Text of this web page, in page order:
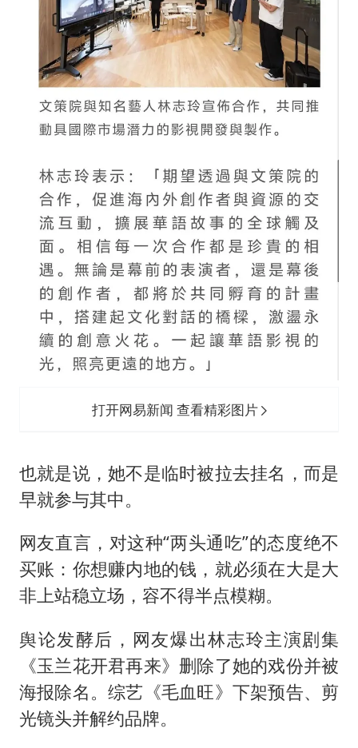
打开网易新闻 查看精彩图片
也就是说，她不是临时被拉去挂名，而是
早就参与其中。
网友直言，对这种“两头通吃”的态度绝不
买账：你想赚内地的钱，就必须在大是大
非上站稳立场，容不得半点模糊。
舆论发酵后，网友爆出林志玲主演剧集
《玉兰花开君再来》删除了她的戏份并被
海报除名。综艺《毛血旺》下架预告、剪
光镜头并解约品牌。